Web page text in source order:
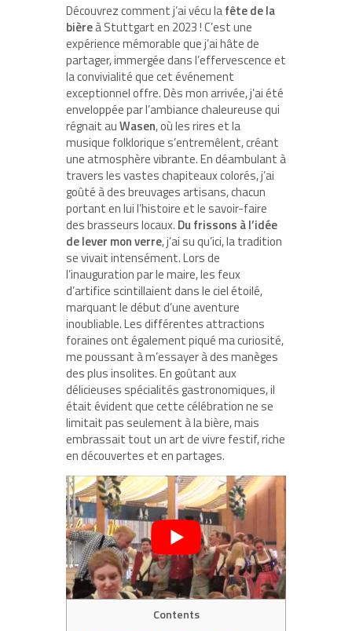
Découvrez comment j’ai vécu lafête de la
bièreà Stuttgart en 2023 ! C’est une
expérience mémorable que j’ai hâte de
partager, immergée dans l’effervescence et
la convivialité que cet événement
exceptionnel offre. Dès mon arrivée, j’ai été
enveloppée par l’ambiance chaleureuse qui
régnait auWasen, où les rires et la
musique folklorique s’entremêlent, créant
une atmosphère vibrante. En déambulant à
travers les vastes chapiteaux colorés, j’ai
goûté à des breuvages artisans, chacun
portant en lui l’histoire et le savoir-faire
des brasseurs locaux. Du frissons à l’idée
de lever mon verre, j’ai su qu’ici, la tradition
se vivait intensément. Lors de
l’inauguration par le maire, les feux
d’artifice scintillaient dans le ciel étoilé,
marquant le début d’une aventure
inoubliable. Les différentes attractions
foraines ont également piqué ma curiosité,
me poussant à m’essayer à des manèges
des plus insolites. En goûtant aux
délicieuses spécialités gastronomiques, il
était évident que cette célébration ne se
limitait pas seulement à la bière, mais
embrassait tout un art de vivre festif, riche
en découvertes et en partages.
Contents